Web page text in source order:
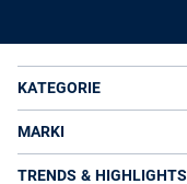
KATEGORIE
MARKI
TRENDS & HIGHLIGHTS